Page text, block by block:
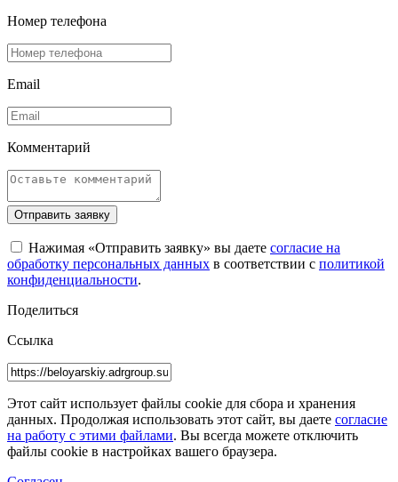
Номер телефона
Email
Комментарий
Отправить заявку
Нажимая «Отправить заявку» вы даете согласие на
обработку персональных данных в соответствии с политикой
конфиденциальности.
Поделиться
Ссылка
Этот сайт использует файлы cookie для сбора и хранения
данных. Продолжая использовать этот сайт, вы даете согласие
на работу с этими файлами. Вы всегда можете отключить
файлы cookie в настройках вашего браузера.